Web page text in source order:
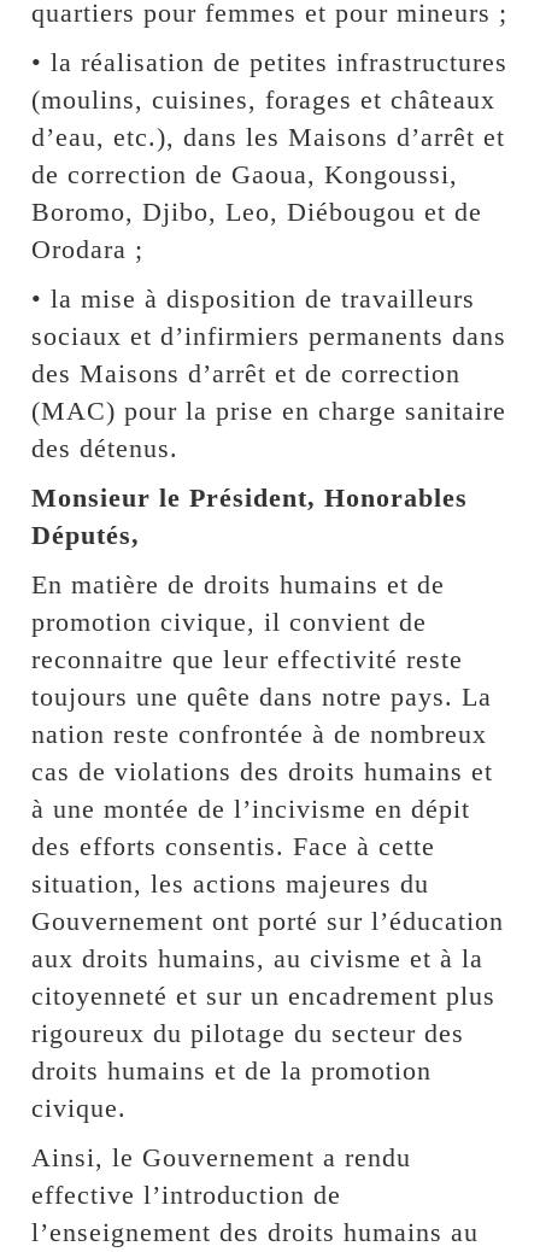
quartiers pour femmes et pour mineurs ;
• la réalisation de petites infrastructures
(moulins, cuisines, forages et châteaux
d’eau, etc.), dans les Maisons d’arrêt et
de correction de Gaoua, Kongoussi,
Boromo, Djibo, Leo, Diébougou et de
Orodara ;
• la mise à disposition de travailleurs
sociaux et d’infirmiers permanents dans
des Maisons d’arrêt et de correction
(MAC) pour la prise en charge sanitaire
des détenus.
Monsieur le Président, Honorables
Députés,
En matière de droits humains et de
promotion civique, il convient de
reconnaitre que leur effectivité reste
toujours une quête dans notre pays. La
nation reste confrontée à de nombreux
cas de violations des droits humains et
à une montée de l’incivisme en dépit
des efforts consentis. Face à cette
situation, les actions majeures du
Gouvernement ont porté sur l’éducation
aux droits humains, au civisme et à la
citoyenneté et sur un encadrement plus
rigoureux du pilotage du secteur des
droits humains et de la promotion
civique.
Ainsi, le Gouvernement a rendu
effective l’introduction de
l’enseignement des droits humains au